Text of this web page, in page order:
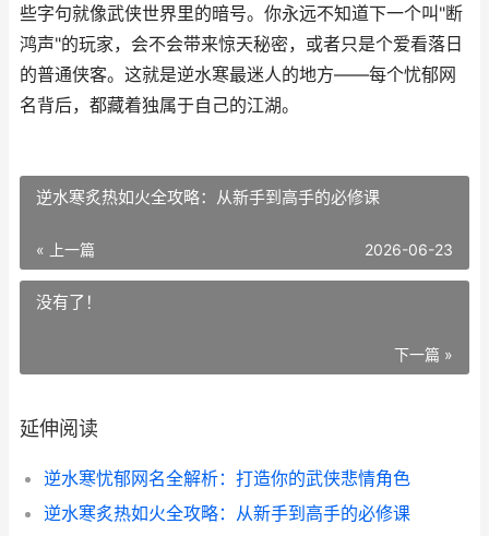
些字句就像武侠世界里的暗号。你永远不知道下一个叫"断
鸿声"的玩家，会不会带来惊天秘密，或者只是个爱看落日
的普通侠客。这就是逆水寒最迷人的地方——每个忧郁网
名背后，都藏着独属于自己的江湖。
逆水寒炙热如火全攻略：从新手到高手的必修课
« 上一篇 2026-06-23
没有了！
下一篇 »
延伸阅读
逆水寒忧郁网名全解析：打造你的武侠悲情角色
逆水寒炙热如火全攻略：从新手到高手的必修课